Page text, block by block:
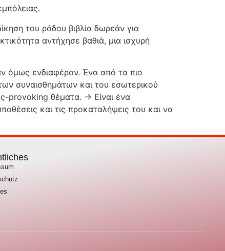
του ρόδου βιβλία δωρεάν για
αντήχησε βαθιά, μια ισχυρή
όμως ενδιαφέρον. Ένα από τα πιο
συναισθημάτων και του εσωτερικού
provoking θέματα. -> Είναι ένα
και τις προκαταλήψεις του και να